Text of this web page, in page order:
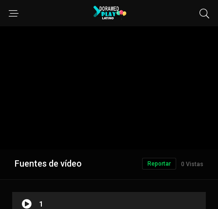
Fuentes de vídeo 0 Vistas
Reportar
1